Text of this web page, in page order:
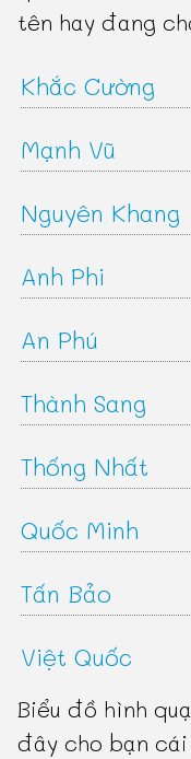
tên hay đang
Khắc Cường
Mạnh Vũ
Nguyên Khang
Anh Phi
An Phú
Thành Sang
Thống Nhất
Quốc Minh
Tấn Bảo
Việt Quốc
Biểu đồ hình
đây cho bạn